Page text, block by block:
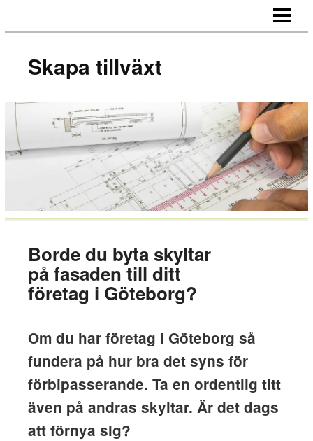
MOTIVERA MEDARBETARE
OUTSOURCA
BLOGG
Skapa tillväxt
Borde du byta skyltar
på fasaden till ditt
företag i Göteborg?
Om du har företag i Göteborg så
fundera på hur bra det syns för
förbipasserande. Ta en ordentlig titt
även på andras skyltar. Är det dags
att förnya sig?